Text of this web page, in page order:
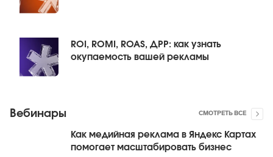
ROI, ROMI, ROAS, ДРР: как узнать
окупаемость вашей рекламы
Вебинары СМОТРЕТЬ ВСЕ
Как медийная реклама в Яндекс Картах
помогает масштабировать бизнес